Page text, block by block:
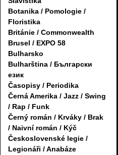
Botanika / Pomologie /
Floristika
Británie / Commonwealth
Brusel / EXPO 58
Bulharsko
Bulharština / Български
език
Časopisy / Periodika
Černá Amerika / Jazz / Swing
/ Rap / Funk
Černý román / Krváky / Brak
/ Naivní román / Kýč
Československé legie /
Legionáři / Anabáze